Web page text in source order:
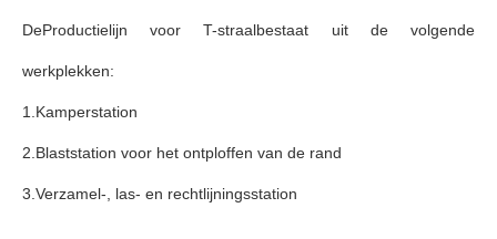
DeProductielijn voor T-straalbestaat uit de volgende
werkplekken:
1. Kamperstation
2. Blaststation voor het ontploffen van de rand
3. Verzamel-, las- en rechtlijningsstation